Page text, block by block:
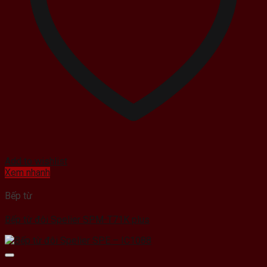
Add to wishlist
Xem nhanh
Bếp từ
Bếp từ đôi Spelier SPM-T71K plus